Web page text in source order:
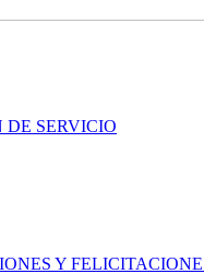
DE SERVICIO
Y